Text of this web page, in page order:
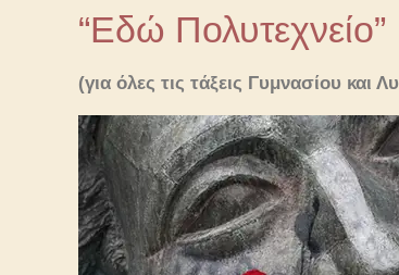
“Εδώ Πολυτεχνείο”
(για όλες τις τάξεις Γυμνασίου και